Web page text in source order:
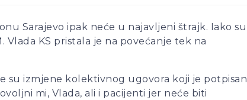
Sarajevo ipak neće u najavljeni štrajk. Iako su
Vlada KS pristala je na povećanje tek na
su izmjene kolektivnog ugovora koji je potpisan
mi, Vlada, ali i pacijenti jer neće biti